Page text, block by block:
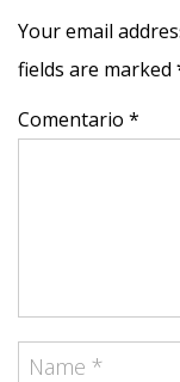
Your email
fields are marked
Comentario *